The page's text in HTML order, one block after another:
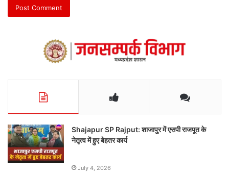
Shajapur SP Rajput: शाजापुर में एसपी राजपूत के
नेतृत्व में हुए बेहतर कार्य
July 4, 2026